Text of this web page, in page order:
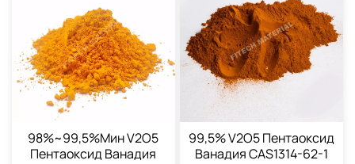
98%~99,5%мин V2O5
Пентаоксид Ванадия
99,5% V2O5 Пентаоксид
Ванадия CAS1314-62-1